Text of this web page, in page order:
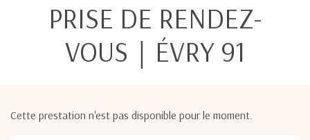
PRISE DE RENDEZ-
VOUS｜ÉVRY 91
Cette prestation n'est pas disponible pour le moment.